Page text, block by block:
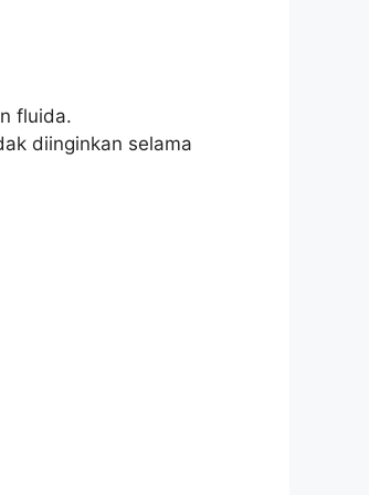
fluida.
diinginkan selama